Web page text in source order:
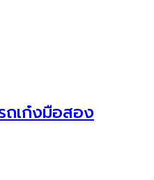
เก๋งมือสอง